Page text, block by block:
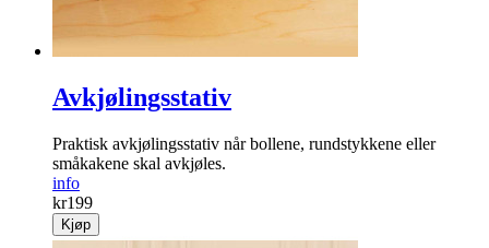
Avkjølingsstativ
Praktisk avkjølingsstativ når bollene, rundstykkene eller
småkakene skal avkjøles.
info
kr199
Kjøp